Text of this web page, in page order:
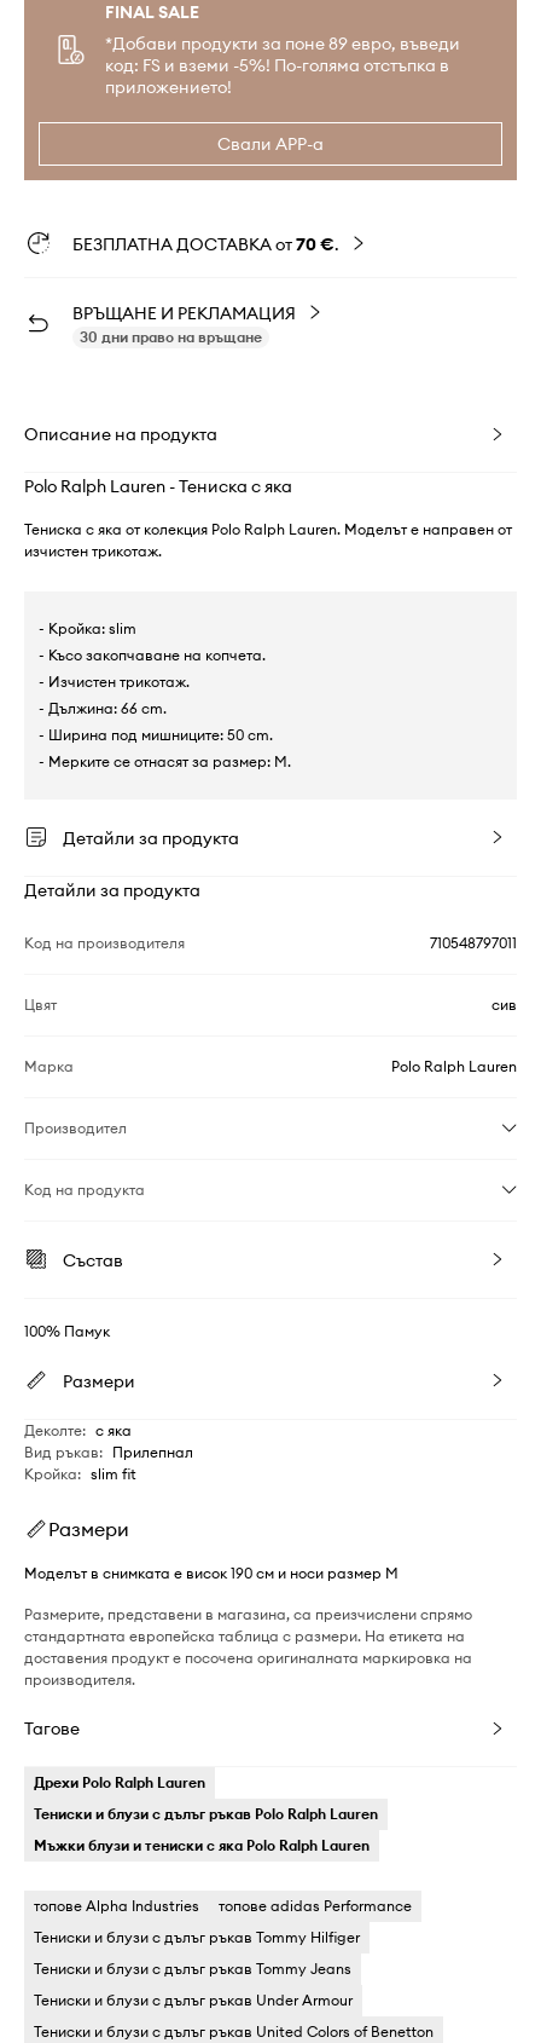
FINAL SALE
*Добави продукти за поне 89 евро, въведи
код: FS и вземи -5%! По-голяма отстъпка в
приложението!
Свали APP-а
БЕЗПЛАТНА ДОСТАВКА от70 €.
ВРЪЩАНЕ И РЕКЛАМАЦИЯ
30 дни право на връщане
Описание на продукта
Polo Ralph Lauren - Тениска с яка
Тениска с яка от колекция Polo Ralph Lauren. Моделът е направен от
изчистен трикотаж.
- Кройка: slim
- Късо закопчаване на копчета.
- Изчистен трикотаж.
- Дължина: 66 cm.
- Ширина под мишниците: 50 cm.
- Мерките се отнасят за размер: M.
Детайли за продукта
Детайли за продукта
Код на производителя 710548797011
Цвят сив
Марка Polo Ralph Lauren
Производител
Код на продукта
Състав
100% Памук
Размери
Деколте: с яка
Вид ръкав: Прилепнал
Кройка: slim fit
Размери
Моделът в снимката е висок 190 см и носи размер M
Размерите, представени в магазина, са преизчислени спрямо
стандартната европейска таблица с размери. На етикета на
доставения продукт е посочена оригиналната маркировка на
производителя.
Тагове
Дрехи Polo Ralph Lauren
Тениски и блузи с дълъг ръкав Polo Ralph Lauren
Мъжки блузи и тениски с яка Polo Ralph Lauren
топове Alpha Industries
топове adidas Performance
Тениски и блузи с дълъг ръкав Tommy Hilfiger
Тениски и блузи с дълъг ръкав Tommy Jeans
Тениски и блузи с дълъг ръкав Under Armour
Тениски и блузи с дълъг ръкав United Colors of Benetton